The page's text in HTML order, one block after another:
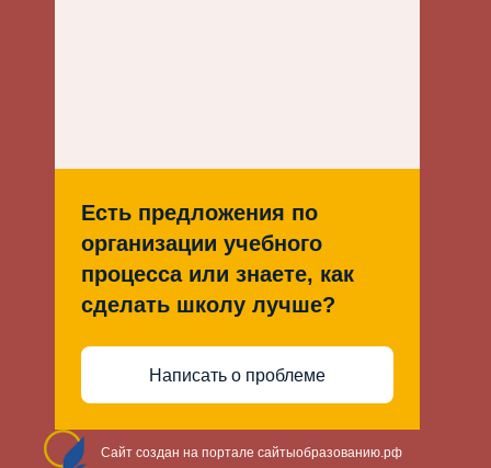
Есть предложения по
организации учебного
процесса или знаете, как
сделать школу лучше?
Написать о проблеме
Сайт создан на портале сайтыобразованию.рф